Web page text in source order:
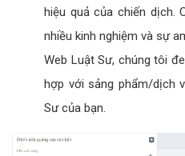
hiệu quả của chiến dịch.
nhiều kinh nghiệm và sự
Web Luật Sư, chúng tôi
hợp với sảng phẩm/dịch
Sư của bạn.